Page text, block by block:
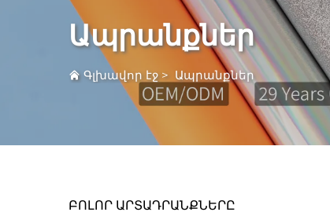
Ապրանքներ
Գլխավոր էջ> Ապրանքներ
ԲՈԼՈՐ ԱՐՏԱԴՐԱՆՔՆԵՐԸ